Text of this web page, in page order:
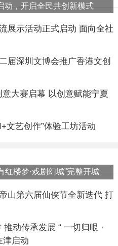
动，开启全民共创新模式
展示活动正式启动 面向全社
届深圳文博会推广香港文创
大赛启幕 以创意赋能宁夏
文艺创作”体验工坊活动
红楼梦·戏剧幻城”完整开城
山第六届仙侠节全新迭代 打
动传承发展 “ 一切归哏 ·
津启动